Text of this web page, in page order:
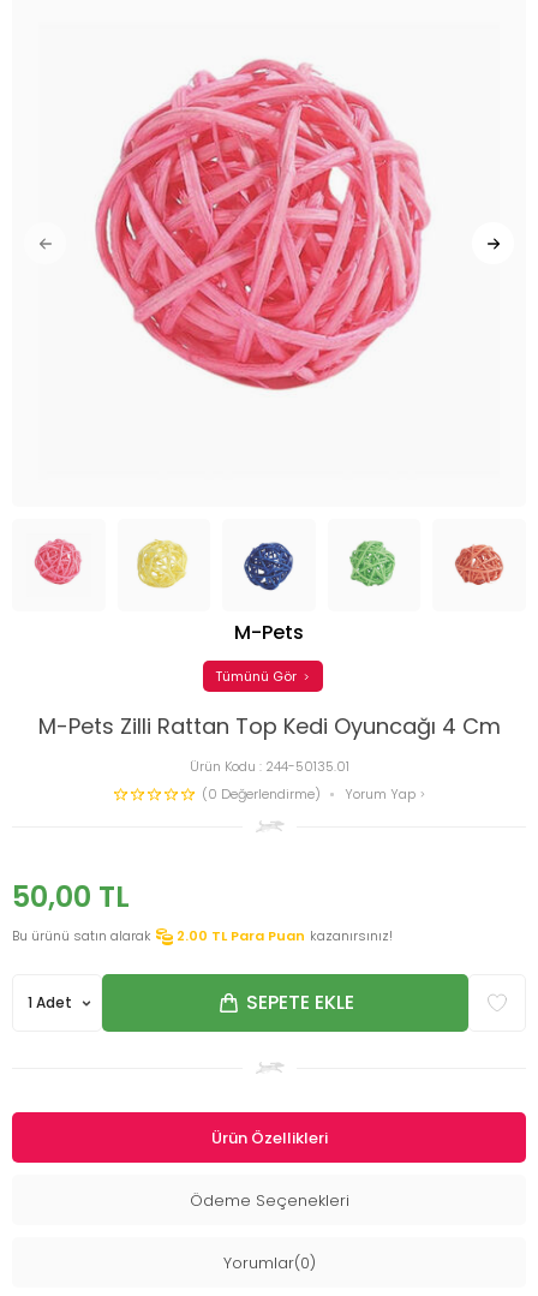
M-Pets Zilli Rattan Top Kedi Oyuncağı 4 Cm
Ürün Kodu : 244-50135.01
(0 Değerlendirme)
Yorum Yap
M-Pets
Tümünü Gör
50,00 TL
Bu ürünü satın alarak 2.00 TL Para Puan kazanırsınız!
SEPETE EKLE
Ürün Özellikleri
Ödeme Seçenekleri
Yorumlar(0)